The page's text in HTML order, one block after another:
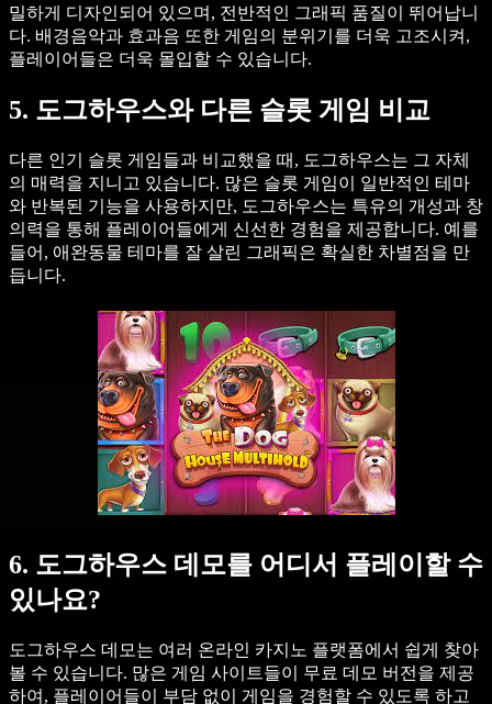
밀하게 디자인되어 있으며, 전반적인 그래픽 품질이 뛰어납니
다. 배경음악과 효과음 또한 게임의 분위기를 더욱 고조시켜,
플레이어들은 더욱 몰입할 수 있습니다.
5. 도그하우스와 다른 슬롯 게임 비교
다른 인기 슬롯 게임들과 비교했을 때, 도그하우스는 그 자체
의 매력을 지니고 있습니다. 많은 슬롯 게임이 일반적인 테마
와 반복된 기능을 사용하지만, 도그하우스는 특유의 개성과 창
의력을 통해 플레이어들에게 신선한 경험을 제공합니다. 예를
들어, 애완동물 테마를 잘 살린 그래픽은 확실한 차별점을 만
듭니다.
6. 도그하우스 데모를 어디서 플레이할 수
있나요?
도그하우스 데모는 여러 온라인 카지노 플랫폼에서 쉽게 찾아
볼 수 있습니다. 많은 게임 사이트들이 무료 데모 버전을 제공
하여, 플레이어들이 부담 없이 게임을 경험할 수 있도록 하고